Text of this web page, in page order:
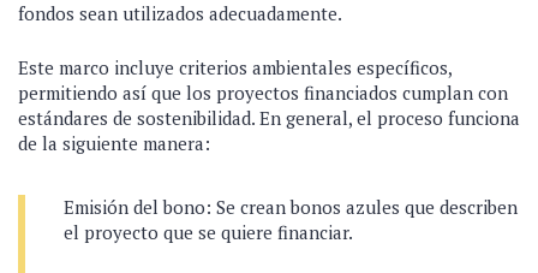
fondos sean utilizados adecuadamente.
Este marco incluye criterios ambientales específicos,
permitiendo así que los proyectos financiados cumplan con
estándares de sostenibilidad. En general, el proceso funciona
de la siguiente manera:
Emisión del bono: Se crean bonos azules que describen
el proyecto que se quiere financiar.